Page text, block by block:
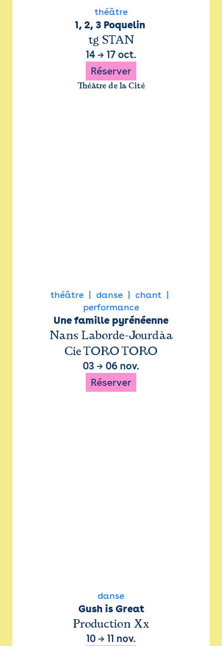
théâtre
1, 2, 3 Poquelin
tg STAN
14 → 17 oct.
Réserver
Théâtre de la Cité
théâtre danse
chant
performance
Une famille pyrénéenne
Nans Laborde-Jourdàa
Cie TORO TORO
03 → 06 nov.
Réserver
danse
Gush is Great
Production Xx
10 → 11 nov.